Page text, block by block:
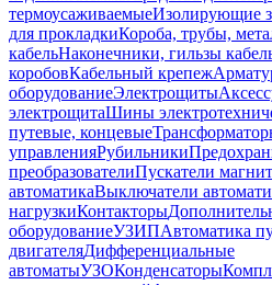
термоусаживаемыеИзолирующие
для прокладкиКороба, трубы,
кабельНаконечники, гильзы
коробовКабельный крепеж
оборудованиеЭлектрощиты
электрощитаШины
путевые, концевые
управленияРубильники
преобразователиПускатели
автоматикаВыключатели
нагрузкиКонтакторы
оборудованиеУЗИПАвтоматика
двигателяДифференциальные
автоматыУЗОКонденсаторы